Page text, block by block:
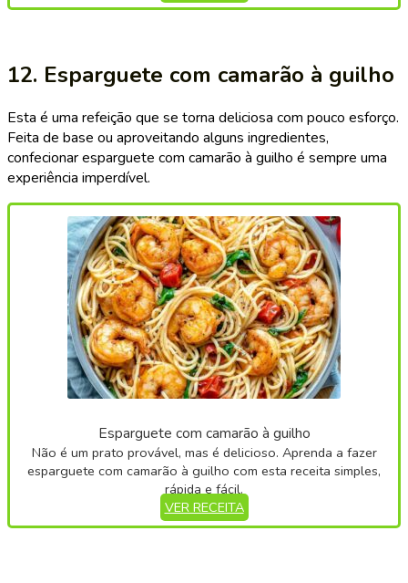
12. Esparguete com camarão à guilho
Esta é uma refeição que se torna deliciosa com pouco esforço.
Feita de base ou aproveitando alguns ingredientes,
confecionar esparguete com camarão à guilho é sempre uma
experiência imperdível.
Esparguete com camarão à guilho
Não é um prato provável, mas é delicioso. Aprenda a fazer
esparguete com camarão à guilho com esta receita simples,
rápida e fácil.
VER RECEITA